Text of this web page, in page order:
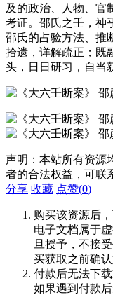
及的政治、人物、官
考证。邵氏之壬，神
邵氏的占验方法、推
拾遗，详解疏正；既
头，日日研习，自当
声明：本站所有资源
者的合法权益，可联
分享 收藏 点赞(0)
购买该资源后
电子文档属于
旦授予，不接
买获取之前确
付款后无法下
如果遇到付款